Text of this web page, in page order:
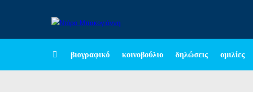
βιογραφικό κοινοβούλιο δηλώσεις ομιλίες